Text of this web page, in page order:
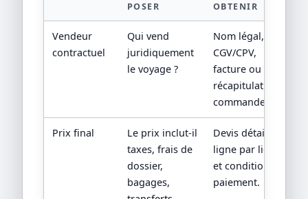
POSER
OBTENIR
Vendeur
contractuel
Qui vend
juridiquement
le voyage ?
Nom légal,
CGV/CPV,
facture ou
récapitulatif de
commande.
Prix final
Le prix inclut-il
taxes, frais de
dossier,
bagages,
Devis détaillé
ligne par ligne
et conditions de
paiement.